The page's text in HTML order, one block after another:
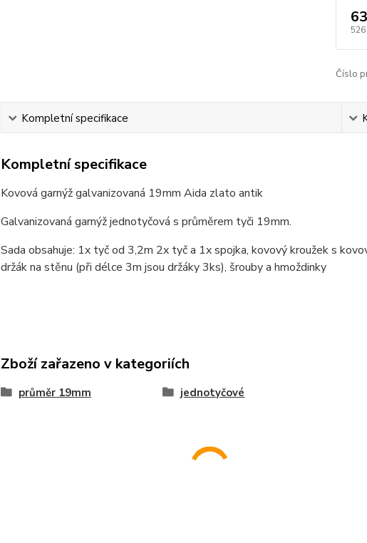
526
Číslo
Kompletní specifikace
Kompletní specifikace
Kovová garnýž galvanizovaná 19mm Aida zlato antik
Galvanizovaná garnýž jednotyčová s průměrem tyči 19mm.
Sada obsahuje: 1x tyč od 3,2m 2x tyč a 1x spojka, kovový kroužek s
držák na stěnu (při délce 3m jsou držáky 3ks), šrouby a hmoždinky
Zboží zařazeno v kategoriích
průměr 19mm jednotyčové